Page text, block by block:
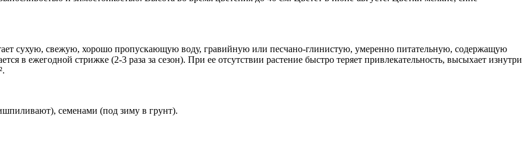
сухую, свежую, хорошо пропускающую воду, гравийную или песчано-глинистую, умеренно питательную, содержащую
в ежегодной стрижке (2-3 раза за сезон). При ее отсутствии растение быстро теряет привлекательность, высыхает изнутри
семенами (под зиму в грунт).